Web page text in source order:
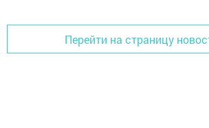
Перейти на страницу